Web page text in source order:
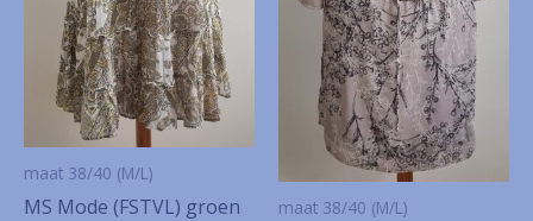
maat 38/40 (M/L)
MS Mode (FSTVL) groen
maat 38/40 (M/L)